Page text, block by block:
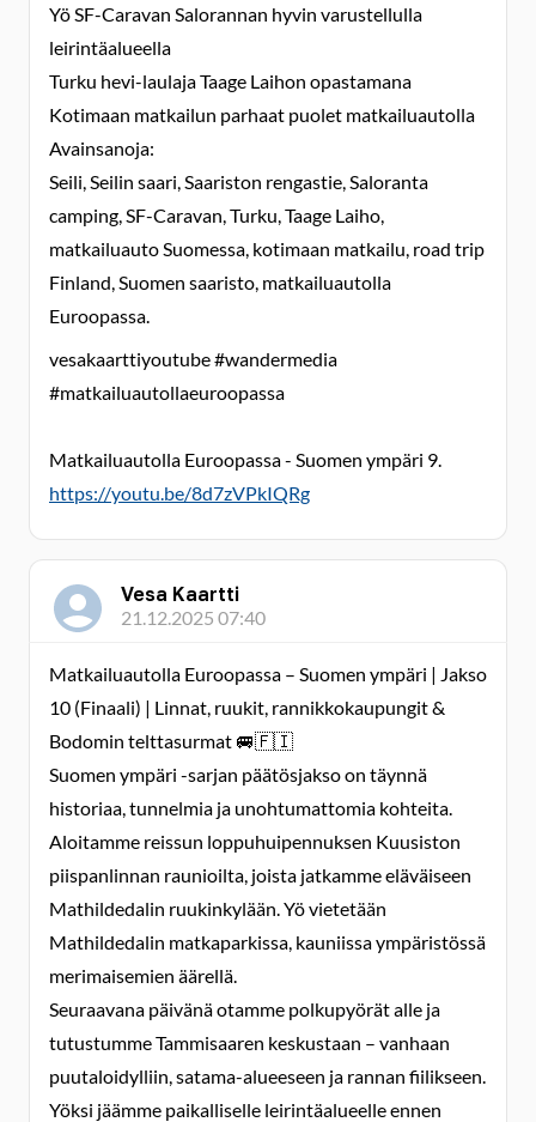
Yö SF-Caravan Salorannan hyvin varustellulla
leirintäalueella
Turku hevi-laulaja Taage Laihon opastamana
Kotimaan matkailun parhaat puolet matkailuautolla
Avainsanoja:
Seili, Seilin saari, Saariston rengastie, Saloranta
camping, SF-Caravan, Turku, Taage Laiho,
matkailuauto Suomessa, kotimaan matkailu, road trip
Finland, Suomen saaristo, matkailuautolla
Euroopassa.
vesakaarttiyoutube #wandermedia
#matkailuautollaeuroopassa
Matkailuautolla Euroopassa - Suomen ympäri 9.
https://youtu.be/8d7zVPkIQRg
Vesa Kaartti
21.12.2025 07:40
Matkailuautolla Euroopassa – Suomen ympäri | Jakso
10 (Finaali) | Linnat, ruukit, rannikkokaupungit &
Bodomin telttasurmat 🚐🇫🇮
Suomen ympäri -sarjan päätösjakso on täynnä
historiaa, tunnelmia ja unohtumattomia kohteita.
Aloitamme reissun loppuhuipennuksen Kuusiston
piispanlinnan raunioilta, joista jatkamme eläväiseen
Mathildedalin ruukinkylään. Yö vietetään
Mathildedalin matkaparkissa, kauniissa ympäristössä
merimaisemien äärellä.
Seuraavana päivänä otamme polkupyörät alle ja
tutustumme Tammisaaren keskustaan – vanhaan
puutaloidylliin, satama-alueeseen ja rannan fiilikseen.
Yöksi jäämme paikalliselle leirintäalueelle ennen